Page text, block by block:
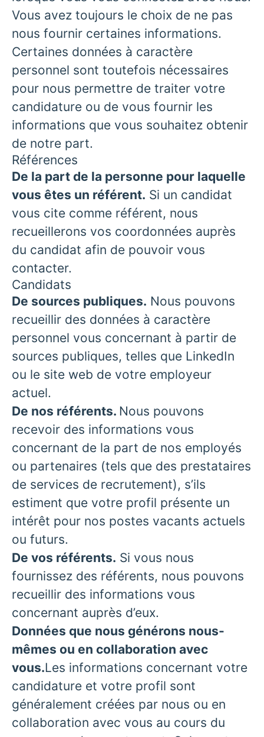
Vous avez toujours le choix de ne pas
nous fournir certaines informations.
Certaines données à caractère
personnel sont toutefois nécessaires
pour nous permettre de traiter votre
candidature ou de vous fournir les
informations que vous souhaitez obtenir
de notre part.
Références
De la part de la personne pour laquelle
vous êtes un référent. Si un candidat
vous cite comme référent, nous
recueillerons vos coordonnées auprès
du candidat afin de pouvoir vous
contacter.
Candidats
De sources publiques. Nous pouvons
recueillir des données à caractère
personnel vous concernant à partir de
sources publiques, telles que LinkedIn
ou le site web de votre employeur
actuel.
De nos référents. Nous pouvons
recevoir des informations vous
concernant de la part de nos employés
ou partenaires (tels que des prestataires
de services de recrutement), s’ils
estiment que votre profil présente un
intérêt pour nos postes vacants actuels
ou futurs.
De vos référents. Si vous nous
fournissez des référents, nous pouvons
recueillir des informations vous
concernant auprès d’eux.
Données que nous générons nous-
mêmes ou en collaboration avec
vous.Les informations concernant votre
candidature et votre profil sont
généralement créées par nous ou en
collaboration avec vous au cours du